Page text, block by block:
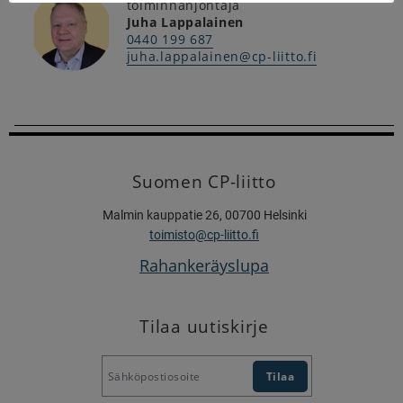
toiminnanjohtaja
Juha Lappalainen
0440 199 687
juha.lappalainen@cp-liitto.fi
Suomen CP-liitto
Malmin kauppatie 26, 00700 Helsinki
toimisto@cp-liitto.fi
Rahankeräyslupa
Tilaa uutiskirje